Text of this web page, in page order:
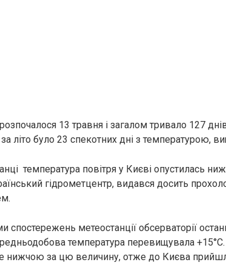
13 травня і загалом тривало 127
за літо було 23 спекотних дні з температурою,
температура повітря у Києві опустилась
гідрометцентр, видався досить
спостережень метеостанції обсерваторії
температура перевищувала
нижчою за цю величину, отже до Києва